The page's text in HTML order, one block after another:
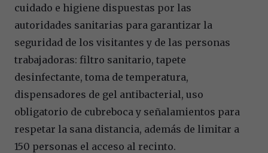
cuidado e higiene dispuestas por las
autoridades sanitarias para garantizar la
seguridad de los visitantes y de las personas
trabajadoras: filtro sanitario, tapete
desinfectante, toma de temperatura,
dispensadores de gel antibacterial, uso
obligatorio de cubreboca y señalamientos para
respetar la sana distancia, además de limitar a
150 personas el acceso al recinto.